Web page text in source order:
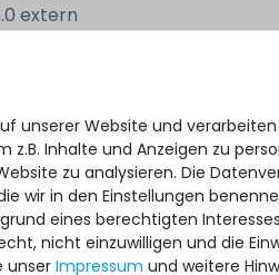
extern
unserer Website und
z.B. Inhalte und Anzeigen zu
zu analysieren. Die
wir in den Einstellungen
eines berechtigten
nicht einzuwilligen und die
unser Impressum und weitere